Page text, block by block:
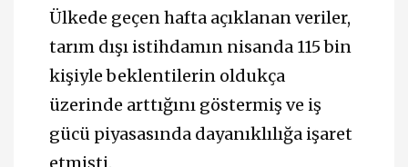
Ülkede geçen hafta açıklanan veriler,
tarım dışı istihdamın nisanda 115 bin
kişiyle beklentilerin oldukça
üzerinde arttığını göstermiş ve iş
gücü piyasasında dayanıklılığa işaret